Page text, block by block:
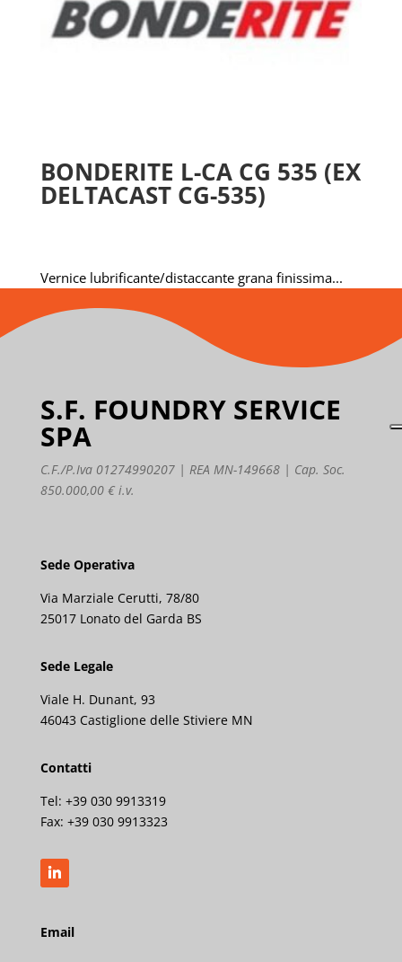
BONDERITE L-CA CG 535 (EX
DELTACAST CG-535)
Vernice lubrificante/distaccante grana finissima...
S.F. FOUNDRY SERVICE
SPA
C.F./P.Iva 01274990207 | REA MN-149668 | Cap. Soc.
850.000,00 € i.v.
Sede Operativa
Via Marziale Cerutti, 78/80
25017 Lonato del Garda BS
Sede Legale
Viale H. Dunant, 93
46043 Castiglione delle Stiviere MN
Contatti
Tel: +39 030 9913319
Fax: +39 030 9913323
Email